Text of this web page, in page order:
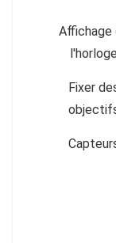
Affichage
l'horloge
Fixer